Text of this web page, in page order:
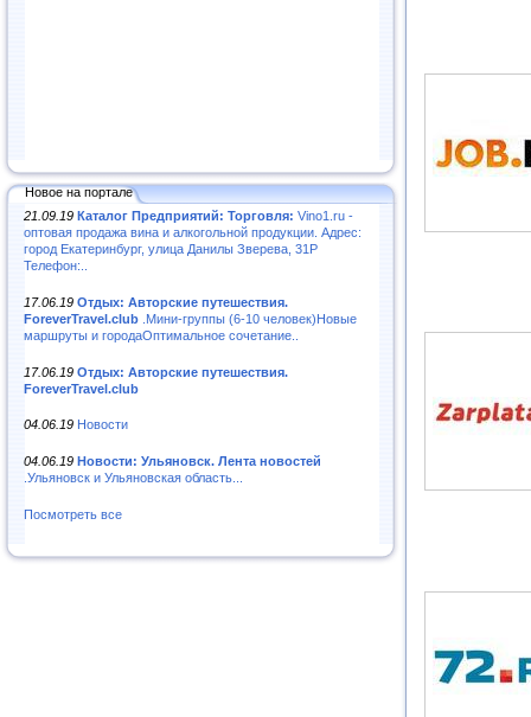
Новое на портале
21.09.19 Каталог Предприятий: Торговля: Vino1.ru -
оптовая продажа вина и алкогольной продукции. Адрес:
город Екатеринбург, улица Данилы Зверева, 31Р
Телефон:..
17.06.19 Отдых: Авторские путешествия.
ForeverTravel.club .Мини-группы (6-10 человек)Новые
маршруты и городаОптимальное сочетание..
17.06.19 Отдых: Авторские путешествия.
ForeverTravel.club
04.06.19 Новости
04.06.19 Новости: Ульяновск. Лента новостей
.Ульяновск и Ульяновская область...
Посмотреть все